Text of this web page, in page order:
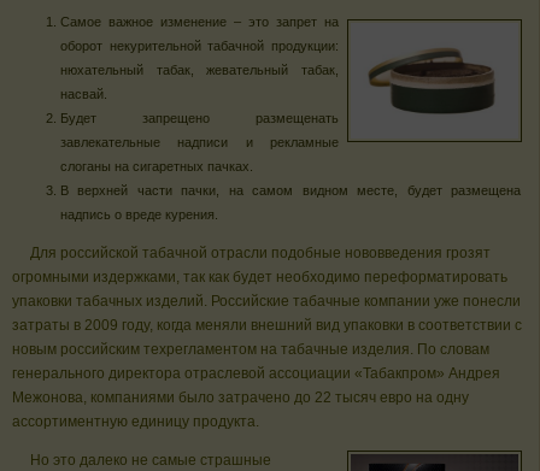
Самое важное изменение – это запрет на
оборот некурительной табачной продукции:
нюхательный табак, жевательный табак,
насвай.
Будет запрещено размещенать
завлекательные надписи и рекламные
слоганы на сигаретных пачках.
В верхней части пачки, на самом видном месте, будет размещена
надпись о вреде курения.
Для российской табачной отрасли подобные нововведения грозят
огромными издержками, так как будет необходимо переформатировать
упаковки табачных изделий. Российские табачные компании уже понесли
затраты в 2009 году, когда меняли внешний вид упаковки в соответствии с
новым российским техрегламентом на табачные изделия. По словам
генерального директора отраслевой ассоциации «Табакпром» Андрея
Межонова, компаниями было затрачено до 22 тысяч евро на одну
ассортиментную единицу продукта.
Но это далеко не самые страшные